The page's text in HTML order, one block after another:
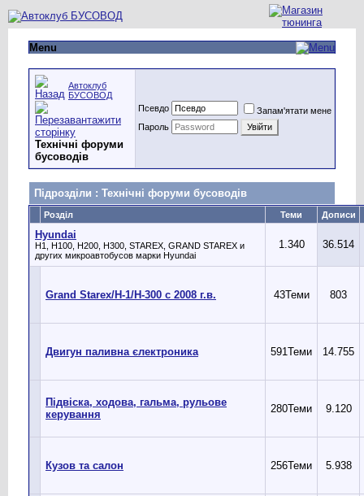
Menu
Автоклуб
БУСОВОД
Технічні форуми
бусоводів
Псевдо
Запам'ятати мене
Пароль
Підрозділи : Технічні форуми бусоводів
Розділ Теми Дописи
Hyundai
H1, H100, H200, H300, STAREX, GRAND STAREX и
других микроавтобусов марки Hyundai
1.340 36.514
Grand Starex/H-1/H-300 с 2008 г.в. 43Теми 803
Двигун паливна єлектроника 591Теми 14.755
Підвіска, ходова, гальма, рульове
керування
280Теми 9.120
Кузов та салон 256Теми 5.938